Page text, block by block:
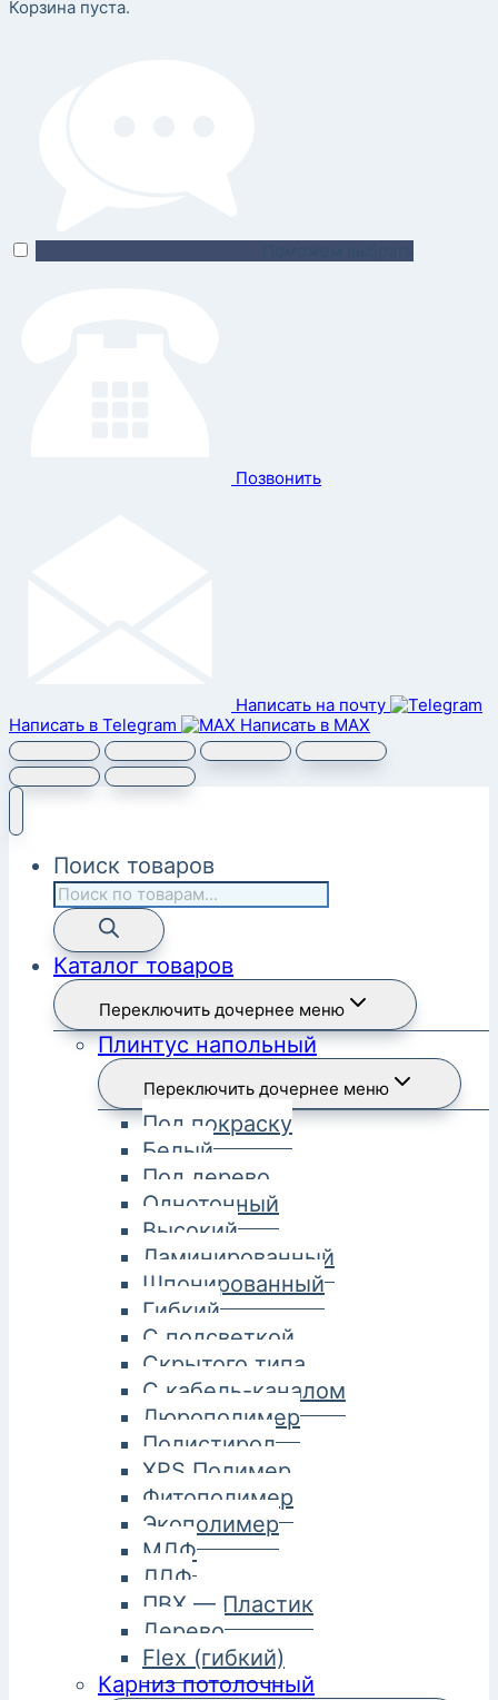
Корзина пуста.
Позвонить
Написать на почту
Написать в Telegram
Написать в MAX
Поиск товаров
Каталог товаров
Переключить дочернее меню
Плинтус напольный
Переключить дочернее меню
Под покраску
Белый
Под дерево
Однотонный
Высокий
Ламинированный
Шпонированный
Гибкий
С подсветкой
Скрытого типа
С кабель-каналом
Дюрополимер
Полистирол
XPS Полимер
Фитополимер
Экополимер
МДФ
ЛДФ
ПВХ — Пластик
Дерево
Flex (гибкий)
Карниз потолочный